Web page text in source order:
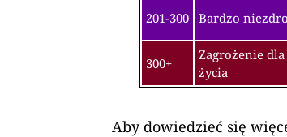
201-300 Bardzo
300+
Zagrożenie dla
życia
Aby dowiedzieć się